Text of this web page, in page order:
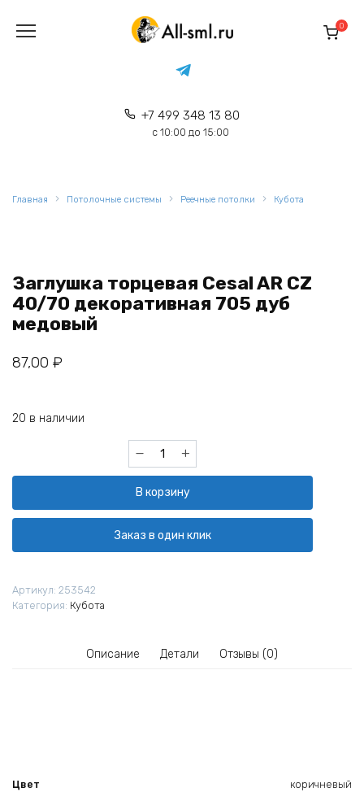
содержанию
+7 499 348 13 80
с 10:00 до 15:00
0
Главная Потолочные системы Реечные потолки Кубота
Заглушка торцевая Cesal AR CZ
40/70 декоративная 705 дуб
медовый
87,00 ₽
20 в наличии
Количество
товара
торцевая
Cesal
AR
CZ
В корзину
Заказ в один клик
Артикул: 253542
Категория: Кубота
Описание Детали Отзывы (0)
Цвет коричневый